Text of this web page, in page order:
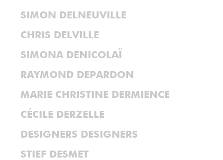
SIMON DELNEUVILLE
CHRIS DELVILLE
SIMONA DENICOLAÏ
RAYMOND DEPARDON
MARIE CHRISTINE DERMIENCE
CÉCILE DERZELLE
DESIGNERS DESIGNERS
STIEF DESMET